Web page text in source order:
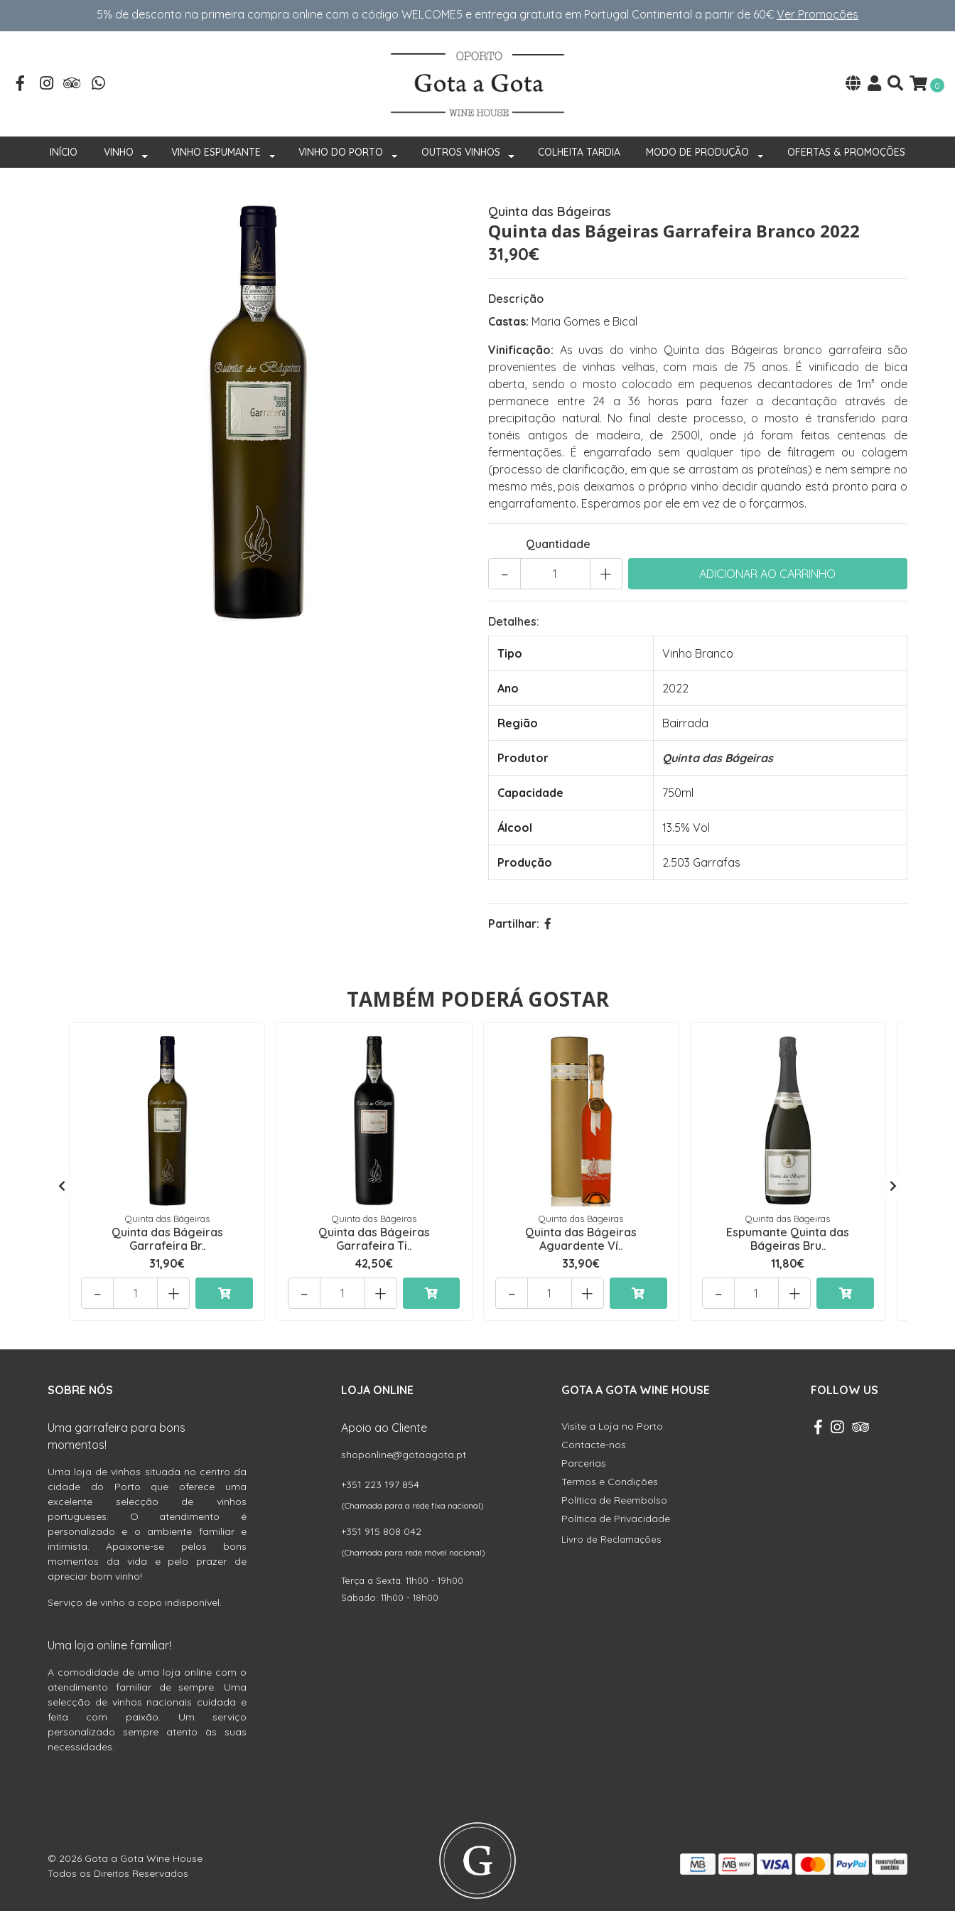
5% de desconto na primeira compra online com o código WELCOME5 e entrega gratuita em Portugal Continental a partir de 60€ Ver Promoções
0
INÍCIO VINHO VINHO ESPUMANTE VINHO DO PORTO OUTROS VINHOS COLHEITA TARDIA MODO DE PRODUÇÃO OFERTAS & PROMOÇÕES
Quinta das Bágeiras
Quinta das Bágeiras Garrafeira Branco 2022
31,90€
Descrição
Castas: Maria Gomes e Bical
Vinificação: As uvas do vinho Quinta das Bágeiras branco garrafeira são
provenientes de vinhas velhas, com mais de 75 anos. É vinificado de bica
aberta, sendo o mosto colocado em pequenos decantadores de 1m³ onde
permanece entre 24 a 36 horas para fazer a decantação através de
precipitação natural. No final deste processo, o mosto é transferido para
tonéis antigos de madeira, de 2500l, onde já foram feitas centenas de
fermentações. É engarrafado sem qualquer tipo de filtragem ou colagem
(processo de clarificação, em que se arrastam as proteínas) e nem sempre no
mesmo mês, pois deixamos o próprio vinho decidir quando está pronto para o
engarrafamento. Esperamos por ele em vez de o forçarmos.
Quantidade
+
-
Detalhes:
Tipo Vinho Branco
Ano 2022
Região Bairrada
Produtor Quinta das Bágeiras
Capacidade 750ml
Álcool 13.5% Vol
Produção 2.503 Garrafas
Partilhar:
TAMBÉM PODERÁ GOSTAR
Quinta das Bágeiras
Quinta das Bágeiras
Garrafeira Br..
31,90€
+
-
Quinta das Bágeiras
Quinta das Bágeiras
Garrafeira Ti..
42,50€
+
-
Quinta das Bágeiras
Quinta das Bágeiras
Aguardente Ví..
33,90€
+
-
Quinta das Bágeiras
Espumante Quinta das
Bágeiras Bru..
11,80€
+
-
SOBRE NÓS
Uma garrafeira para bons
momentos!
Uma loja de vinhos situada no centro da
cidade do Porto que oferece uma
excelente selecção de vinhos
portugueses. O atendimento é
personalizado e o ambiente familiar e
intimista. Apaixone-se pelos bons
momentos da vida e pelo prazer de
apreciar bom vinho!
Serviço de vinho a copo indisponível.
Uma loja online familiar!
A comodidade de uma loja online com o
atendimento familiar de sempre. Uma
selecção de vinhos nacionais cuidada e
feita com paixão. Um serviço
personalizado sempre atento às suas
necessidades.
LOJA ONLINE
Apoio ao Cliente
shoponline@gotaagota.pt
+351 223 197 854
(Chamada para a rede fixa nacional)
+351 915 808 042
(Chamada para rede móvel nacional)
Terça a Sexta: 11h00 - 19h00
Sábado: 11h00 - 18h00
GOTA A GOTA WINE HOUSE
Visite a Loja no Porto
Contacte-nos
Parcerias
Termos e Condições
Política de Reembolso
Política de Privacidade
Livro de Reclamações
FOLLOW US
© 2026 Gota a Gota Wine House
Todos os Direitos Reservados